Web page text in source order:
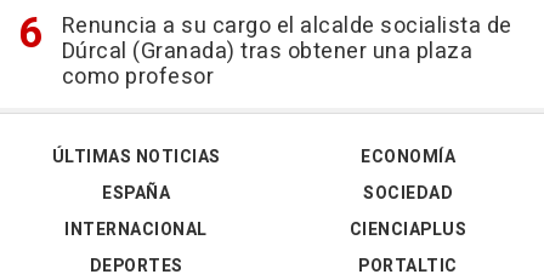
Renuncia a su cargo el alcalde socialista de
Dúrcal (Granada) tras obtener una plaza
como profesor
ÚLTIMAS NOTICIAS
ESPAÑA
INTERNACIONAL
DEPORTES
ECONOMÍA
SOCIEDAD
CIENCIAPLUS
PORTALTIC